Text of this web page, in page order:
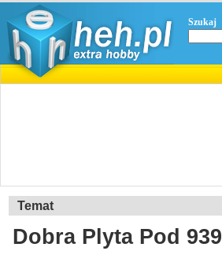
Szukaj
Temat
Dobra Plyta Pod 939